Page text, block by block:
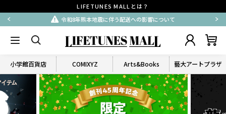
LIFETUNES MALLとは？
令和8年熊本地震に伴う配送への影響について
小学館百貨店 COMIXYZ Arts&Books 藝大アートプラザ